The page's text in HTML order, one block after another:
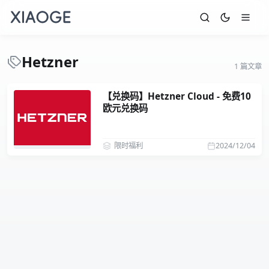
Hetzner 1 篇文章
【兑换码】Hetzner Cloud - 免费10
欧元兑换码
2024/12/04
限时福利